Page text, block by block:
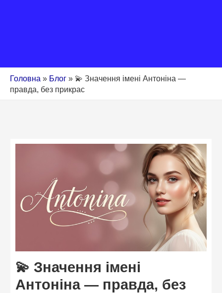
Головна » Блог » 💫 Значення імені Антоніна —
правда, без прикрас
💫 Значення імені
Антоніна — правда, без